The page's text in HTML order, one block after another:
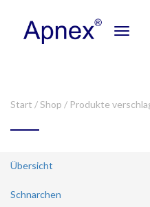
Toggle
Start /Shop / Produkte
Übersicht
Schnarchen